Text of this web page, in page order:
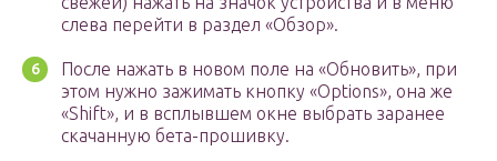
слева перейти в раздел «Обзор».
После нажать в новом поле на «Обновить», при
этом нужно зажимать кнопку «Options», она же
«Shift», и в всплывшем окне выбрать заранее
скачанную бета-прошивку.